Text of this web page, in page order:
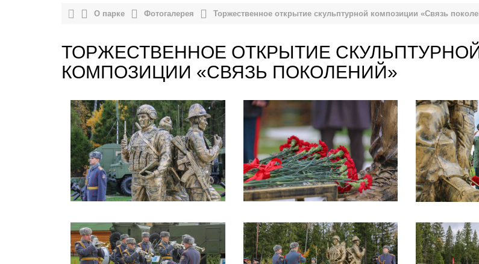
О парке Фотогалерея Торжественное открытие скульптурной композиции «Связь
ТОРЖЕСТВЕННОЕ ОТКРЫТИЕ
КОМПОЗИЦИИ «СВЯЗЬ ПОКОЛЕНИЙ»